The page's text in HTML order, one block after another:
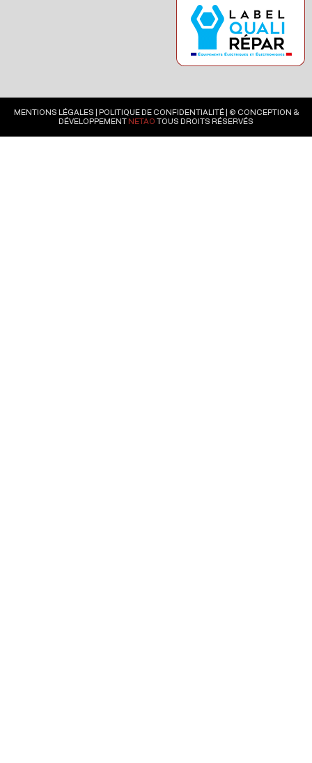
MENTIONS LÉGALES POLITIQUE DE CONFIDENTIALITÉ| © CONCEPTION &
DÉVELOPPEMENT NETAO TOUS DROITS RÉSERVÉS